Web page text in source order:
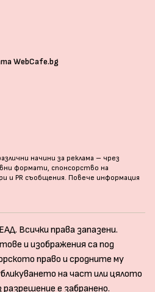
WebCafe.bg
начини за реклама – чрез
формати, спонсорство на
и PR съобщения. Повече информация
Всички права запазени.
и изображения са под
право и сродните му
на част или цялото
е забранено.